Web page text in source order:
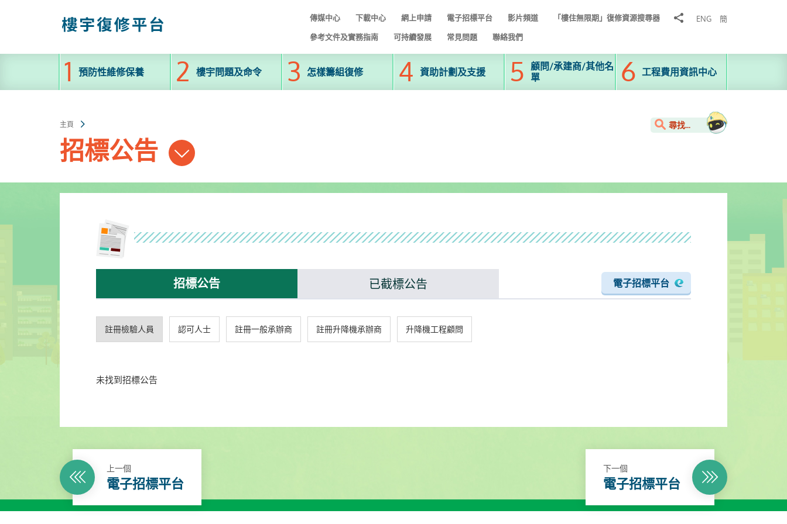
容
傳媒中心 下載中心 網上申請 電子招標平台 影片頻道 「樓住無限期」復修資源搜尋器
分
ENG 簡
參考文件及實務指南 可持續發展 常見問題 聯絡我們
預防性維修保養 樓宇問題及命令 怎樣籌組復修 資助計劃及支援
顧問/承建商/其他名
單
工程費用資訊中心
主頁
招標公告
尋找...
招標公告 已截標公告 電子招標平台
註冊檢驗人員 認可人士 註冊一般承辦商 註冊升降機承辦商 升降機工程顧問
未找到招標公告
上一個
電子招標平台
下一個
電子招標平台